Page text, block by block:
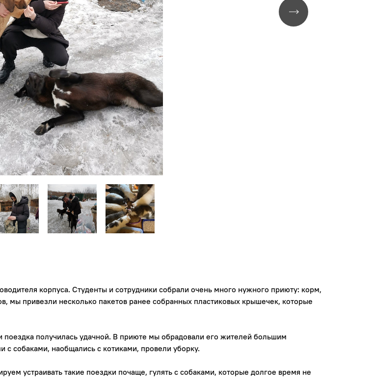
корпуса. Студенты и сотрудники собрали очень много нужного приюту: корм,
мы привезли несколько пакетов ранее собранных пластиковых крышечек, которые
поездка получилась удачной. В приюте мы обрадовали его жителей большим
с собаками, наобщались с котиками, провели уборку.
устраивать такие поездки почаще, гулять с собаками, которые долгое время не